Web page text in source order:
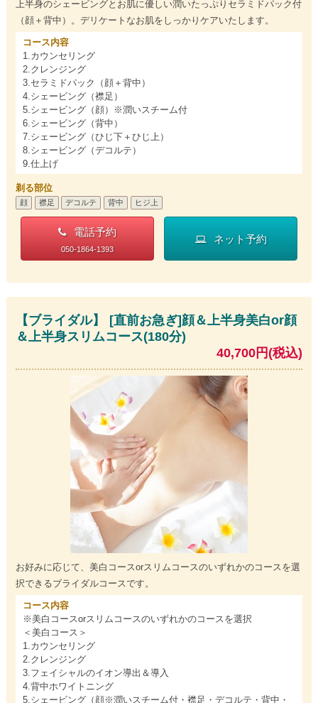
上半身のシェービングとお肌に優しい潤いたっぷりセラミドパック付
（顔＋背中）。デリケートなお肌をしっかりケアいたします。
コース内容
1.カウンセリング
2.クレンジング
3.セラミドパック（顔＋背中）
4.シェービング（襟足）
5.シェービング（顔）※潤いスチーム付
6.シェービング（背中）
7.シェービング（ひじ下＋ひじ上）
8.シェービング（デコルテ）
9.仕上げ
剃る部位
顔 襟足 デコルテ 背中 ヒジ上
電話予約
050-1864-1393
ネット予約
【ブライダル】 [直前お急ぎ]顔＆上半身美白or顔
＆上半身スリムコース(180分)
40,700円(税込)
お好みに応じて、美白コースorスリムコースのいずれかのコースを選
択できるブライダルコースです。
コース内容
※美白コースorスリムコースのいずれかのコースを選択
＜美白コース＞
1.カウンセリング
2.クレンジング
3.フェイシャルのイオン導出＆導入
4.背中ホワイトニング
5.シェービング（顔※潤いスチーム付・襟足・デコルテ・背中・